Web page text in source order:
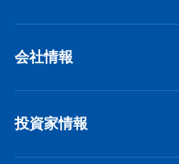
会社情報
投資家情報